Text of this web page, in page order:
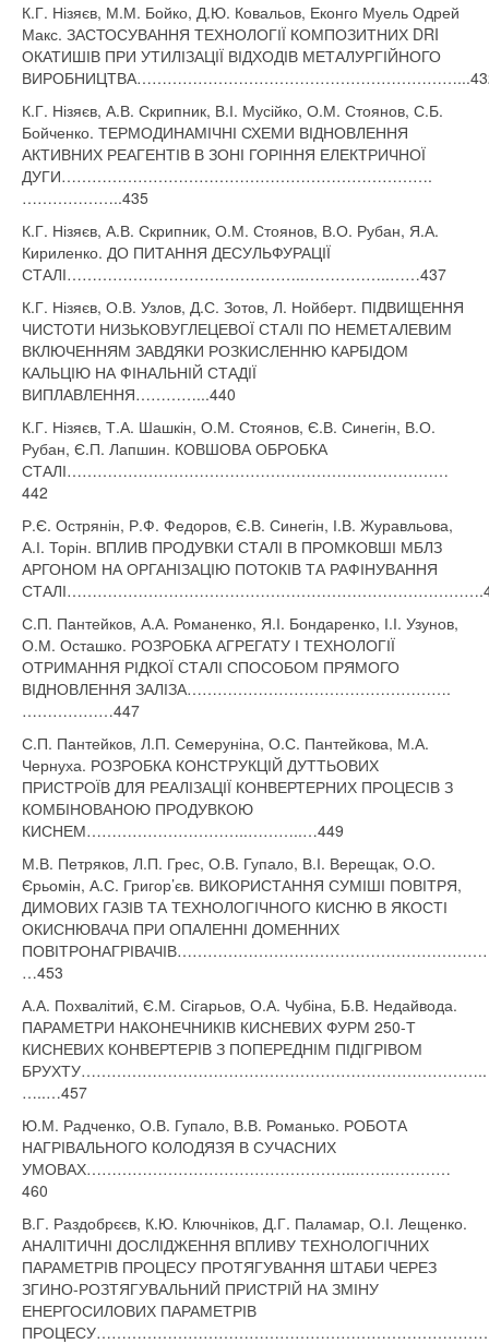
К.Г. Нізяєв, М.М. Бойко, Д.Ю. Ковальов, Еконго Муель Одрей
Макс. ЗАСТОСУВАННЯ ТЕХНОЛОГІЇ КОМПОЗИТНИХ DRI
ОКАТИШІВ ПРИ УТИЛІЗАЦІЇ ВІДХОДІВ МЕТАЛУРГІЙНОГО
К.Г. Нізяєв, А.В. Скрипник, В.І. Мусійко, О.М. Стоянов, С.Б.
Бойченко. ТЕРМОДИНАМІЧНІ СХЕМИ ВІДНОВЛЕННЯ
АКТИВНИХ РЕАГЕНТІВ В ЗОНІ ГОРІННЯ ЕЛЕКТРИЧНОЇ
ДУГИ……………………………………………………………….
………………..435
К.Г. Нізяєв, А.В. Скрипник, О.М. Стоянов, В.О. Рубан, Я.А.
Кириленко. ДО ПИТАННЯ ДЕСУЛЬФУРАЦІЇ
СТАЛІ………………………………………..……………..……437
К.Г. Нізяєв, О.В. Узлов, Д.С. Зотов, Л. Нойберт. ПІДВИЩЕННЯ
ЧИСТОТИ НИЗЬКОВУГЛЕЦЕВОЇ СТАЛІ ПО НЕМЕТАЛЕВИМ
ВКЛЮЧЕННЯМ ЗАВДЯКИ РОЗКИСЛЕННЮ КАРБІДОМ
КАЛЬЦІЮ НА ФІНАЛЬНІЙ СТАДІЇ
ВИПЛАВЛЕННЯ…………...440
К.Г. Нізяєв, Т.А. Шашкін, О.М. Стоянов, Є.В. Синегін, В.О.
Рубан, Є.П. Лапшин. КОВШОВА ОБРОБКА
СТАЛІ…………………………………………………………………
442
Р.Є. Острянін, Р.Ф. Федоров, Є.В. Синегін, І.В. Журавльова,
А.І. Торін. ВПЛИВ ПРОДУВКИ СТАЛІ В ПРОМКОВШІ МБЛЗ
АРГОНОМ НА ОРГАНІЗАЦІЮ ПОТОКІВ ТА РАФІНУВАННЯ
С.П. Пантейков, А.А. Романенко, Я.І. Бондаренко, І.І. Узунов,
О.М. Осташко. РОЗРОБКА АГРЕГАТУ І ТЕХНОЛОГІЇ
ОТРИМАННЯ РІДКОЇ СТАЛІ СПОСОБОМ ПРЯМОГО
ВІДНОВЛЕННЯ ЗАЛІЗА…………………………………………….
………………447
С.П. Пантейков, Л.П. Семеруніна, О.С. Пантейкова, М.А.
Чернуха. РОЗРОБКА КОНСТРУКЦІЙ ДУТТЬОВИХ
ПРИСТРОЇВ ДЛЯ РЕАЛІЗАЦІЇ КОНВЕРТЕРНИХ ПРОЦЕСІВ З
КОМБІНОВАНОЮ ПРОДУВКОЮ
КИСНЕМ…………………………..………..…449
М.В. Петряков, Л.П. Грес, О.В. Гупало, В.І. Верещак, О.О.
Єрьомін, А.С. Григор’єв. ВИКОРИСТАННЯ СУМІШІ ПОВІТРЯ,
ДИМОВИХ ГАЗІВ ТА ТЕХНОЛОГІЧНОГО КИСНЮ В ЯКОСТІ
ОКИСНЮВАЧА ПРИ ОПАЛЕННІ ДОМЕННИХ
…453
А.А. Похвалітий, Є.М. Сігарьов, О.А. Чубіна, Б.В. Недайвода.
ПАРАМЕТРИ НАКОНЕЧНИКІВ КИСНЕВИХ ФУРМ 250-Т
КИСНЕВИХ КОНВЕРТЕРІВ З ПОПЕРЕДНІМ ПІДІГРІВОМ
БРУХТУ……………………………………………………………………..
…..…457
Ю.М. Радченко, О.В. Гупало, В.В. Романько. РОБОТА
НАГРІВАЛЬНОГО КОЛОДЯЗЯ В СУЧАСНИХ
УМОВАХ……………………………………………..…….…………
460
В.Г. Раздобрєєв, К.Ю. Ключніков, Д.Г. Паламар, О.І. Лещенко.
АНАЛІТИЧНІ ДОСЛІДЖЕННЯ ВПЛИВУ ТЕХНОЛОГІЧНИХ
ПАРАМЕТРІВ ПРОЦЕСУ ПРОТЯГУВАННЯ ШТАБИ ЧЕРЕЗ
ЗГИНО-РОЗТЯГУВАЛЬНИЙ ПРИСТРІЙ НА ЗМІНУ
ЕНЕРГОСИЛОВИХ ПАРАМЕТРІВ